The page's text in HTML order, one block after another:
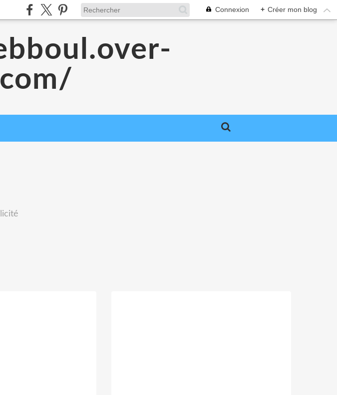
Connexion + Créer mon blog